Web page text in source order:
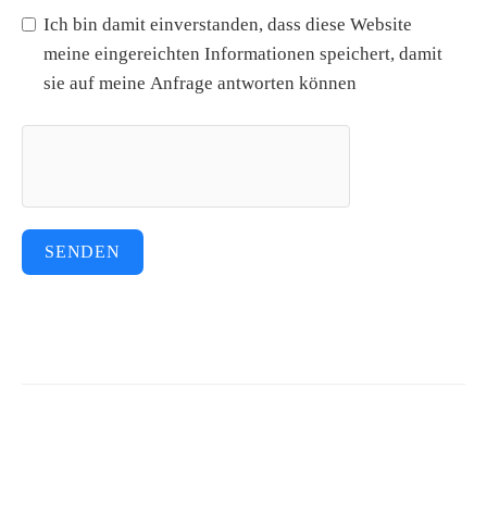
Ich bin damit einverstanden, dass diese Website
meine eingereichten Informationen speichert, damit
sie auf meine Anfrage antworten können
SENDEN